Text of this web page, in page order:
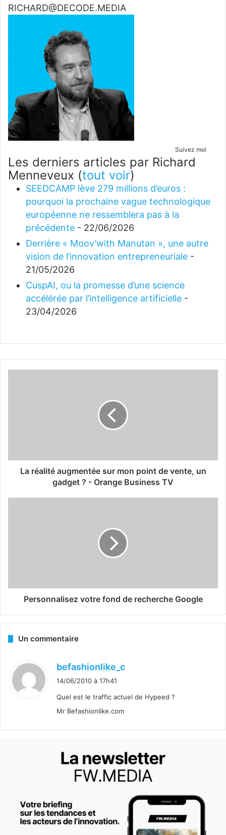
RICHARD@DECODE.MEDIA
Suivez moi
Les derniers articles par Richard
Menneveux (tout voir)
SEEDCAMP lève 279 millions d’euros :
pourquoi la prochaine vague technologique
européenne ne ressemblera pas à la
précédente - 22/06/2026
Derrière « Moov’with Manutan », une autre
vision de l’innovation entrepreneuriale -
21/05/2026
CuspAI, ou la promesse d’une science
accélérée par l’intelligence artificielle -
23/04/2026
La réalité augmentée sur mon point de vente, un
gadget ? - Orange Business TV
Personnalisez votre fond de recherche Google
Un commentaire
befashionlike_c
14/06/2010 à 17h41
Quel est le traffic actuel de Hypeed ?
Mr Befashionlike.com